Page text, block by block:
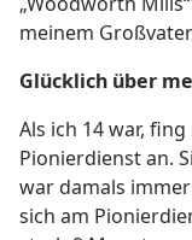
meinem
Glücklich über
Als ich 14 war,
Pionierdienst an.
war damals
sich am